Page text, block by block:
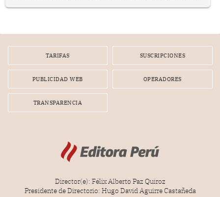
por la frustrada realización de un meet and greet con
TARIFAS SUSCRIPCIONES
PUBLICIDAD WEB OPERADORES
TRANSPARENCIA
Director(e): Félix Alberto Paz Quiroz
Presidente de Directorio: Hugo David Aguirre Castañeda